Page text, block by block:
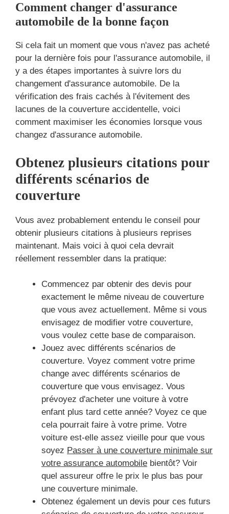
Comment changer d'assurance
automobile de la bonne façon
Si cela fait un moment que vous n'avez pas acheté
pour la dernière fois pour l'assurance automobile, il
y a des étapes importantes à suivre lors du
changement d'assurance automobile. De la
vérification des frais cachés à l'évitement des
lacunes de la couverture accidentelle, voici
comment maximiser les économies lorsque vous
changez d'assurance automobile.
Obtenez plusieurs citations pour
différents scénarios de
couverture
Vous avez probablement entendu le conseil pour
obtenir plusieurs citations à plusieurs reprises
maintenant. Mais voici à quoi cela devrait
réellement ressembler dans la pratique:
Commencez par obtenir des devis pour
exactement le même niveau de couverture
que vous avez actuellement. Même si vous
envisagez de modifier votre couverture,
vous voulez cette base de comparaison.
Jouez avec différents scénarios de
couverture. Voyez comment votre prime
change avec différents scénarios de
couverture que vous envisagez. Vous
prévoyez d'acheter une voiture à votre
enfant plus tard cette année? Voyez ce que
cela pourrait faire à votre prime. Votre
voiture est-elle assez vieille pour que vous
soyez Passer à une couverture minimale sur
votre assurance automobile bientôt? Voir
quel assureur offre le prix le plus bas pour
une couverture minimale.
Obtenez également un devis pour ces futurs